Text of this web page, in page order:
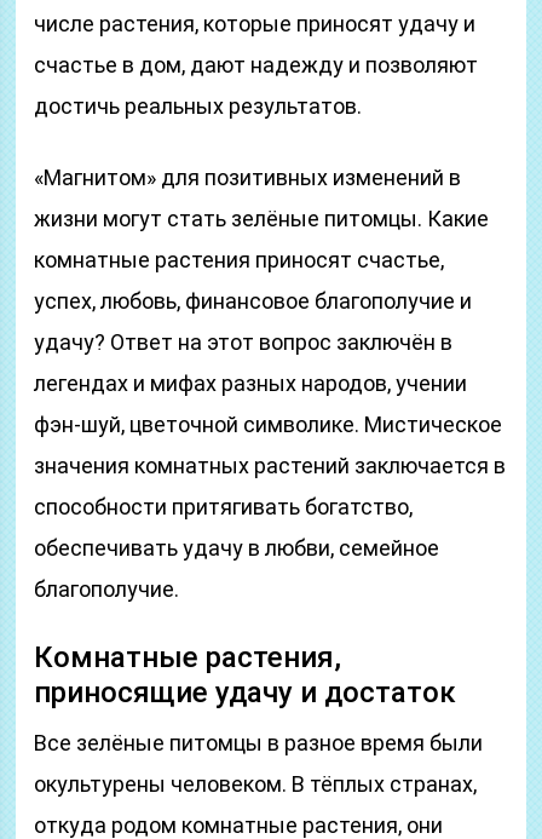
числе растения, которые приносят удачу и
счастье в дом, дают надежду и позволяют
достичь реальных результатов.
«Магнитом» для позитивных изменений в
жизни могут стать зелёные питомцы. Какие
комнатные растения приносят счастье,
успех, любовь, финансовое благополучие и
удачу? Ответ на этот вопрос заключён в
легендах и мифах разных народов, учении
фэн-шуй, цветочной символике. Мистическое
значения комнатных растений заключается в
способности притягивать богатство,
обеспечивать удачу в любви, семейное
благополучие.
Комнатные растения,
приносящие удачу и достаток
Все зелёные питомцы в разное время были
окультурены человеком. В тёплых странах,
откуда родом комнатные растения, они